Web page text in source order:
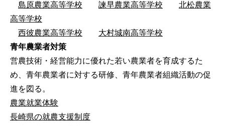
島原農業高等学校
諫早農業高等学校
北松農業
高等学校
西彼農業高等学校
大村城南高等学校
青年農業者対策
営農技術・経営能力に優れた若い農業者を育成するた
め、青年農業者に対する研修、青年農業者組織活動の促
進を図る。
農業就業体験
長崎県の就農支援制度